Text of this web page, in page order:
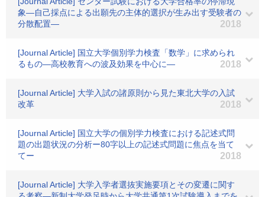
象―自己採点による出願先の主体的選択が生み出す受験者の
分散配置―
2018
[Journal Article] 国立大学個別学力検査「数学」に求められ
るもの―高校教育への波及効果を中心に―
2018
[Journal Article] 大学入試の諸原則から見た東北大学の入試
改革
2018
[Journal Article] 国立大学の個別学力検査における記述式問
題の出題状況の分析ー80字以上の記述式問題に焦点を当て
てー
2018
[Journal Article] 大学入学者選抜実施要項とその変遷に関す